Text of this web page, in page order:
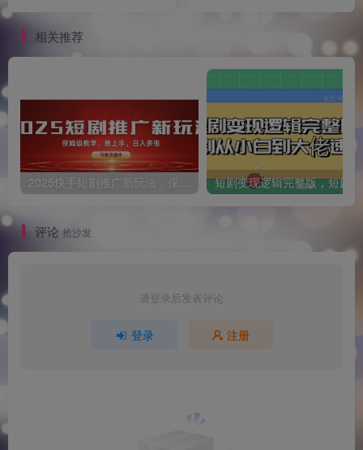
相关推荐
2025快手短剧推广新玩法，保姆级教学，日入多张，可矩阵操作
评论 抢沙发
请登录后发表评论
登录 注册